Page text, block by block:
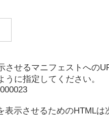
せるマニフェストへの
に指定してください。
示させるためのHTMLは